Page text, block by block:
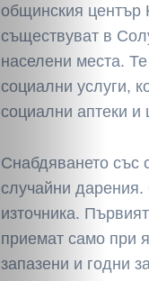
НАЧАЛО
Политика
Спорт
Скандали
Култура
общинския център
съществуват в
населени места.
социални услуги,
социални аптеки и
Снабдяването със
случайни дарения.
източника.
приемат само при
запазени и годни